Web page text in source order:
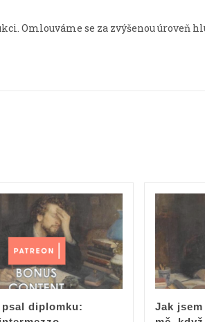
Omlouváme se za zvýšenou úroveň
diplomku:
Jak